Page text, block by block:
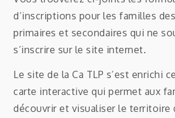
d’inscriptions pour les familles
primaires et secondaires qui ne
s’inscrire sur le site internet.
Le site de la Ca TLP s’est enrichi
carte interactive qui permet aux
découvrir et visualiser le territoire